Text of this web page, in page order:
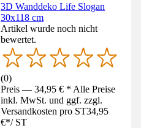
3D Wanddeko Life Slogan
30x118 cm
Artikel wurde noch nicht
bewertet.
(0)
Preis — 34,95 € * Alle Preise
inkl. MwSt. und ggf. zzgl.
Versandkosten pro ST34,95
€*/ ST